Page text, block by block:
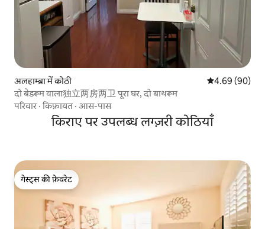
अलहाम्ब्रा में कोठी औसत रेटिंग 5 में
4.69 (90)
दो बेडरूम वाला独立两房两卫 पूरा घर, दो बाथरूम
परिवार ·किफ़ायत · आस-पास
किराए पर उपलब्ध लग्ज़री कोठियाँ
गेस्ट्स की फ़ेवरेट
गेस्ट्स की फ़ेवरेट